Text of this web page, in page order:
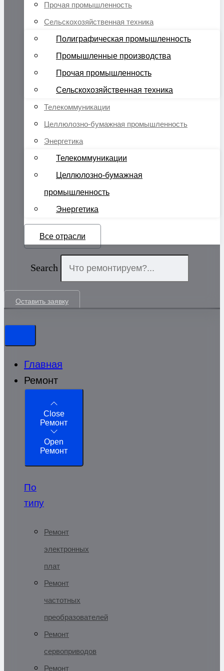
Прочая промышленность
Сельскохозяйственная техника
Полиграфическая промышленность
Промышленные производства
Прочая промышленность
Сельскохозяйственная техника
Телекоммуникации
Целлюлозно-бумажная промышленность
Энергетика
Телекоммуникации
Целлюлозно-бумажная
промышленность
Энергетика
Все отрасли
Search
Оставить заявку
Главная
Ремонт
Close
Ремонт
Open
Ремонт
По
типу
Ремонт
электронных
плат
Ремонт
частотных
преобразователей
Ремонт
сервоприводов
Ремонт